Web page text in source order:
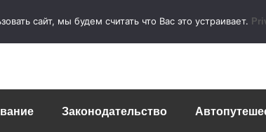
Законодательство
сайт, мы будем считать что Вас это устраивает.